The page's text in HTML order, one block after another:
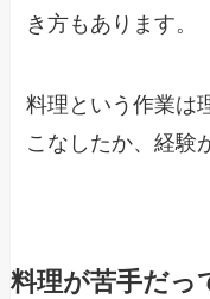
き方もあります。
料理という作業は
こなしたか、経験
料理が苦手だっ